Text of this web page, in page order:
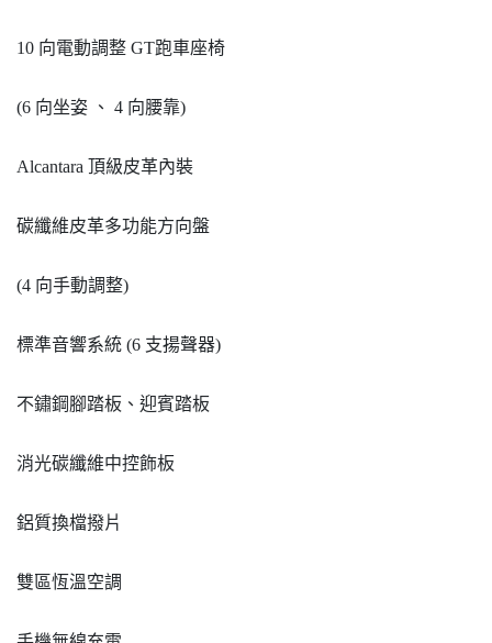
10 向電動調整 GT跑車座椅
(6 向坐姿 、 4 向腰靠)
Alcantara 頂級皮革內裝
碳纖維皮革多功能方向盤
(4 向手動調整)
標準音響系統 (6 支揚聲器)
不鏽鋼腳踏板、迎賓踏板
消光碳纖維中控飾板
鋁質換檔撥片
雙區恆溫空調